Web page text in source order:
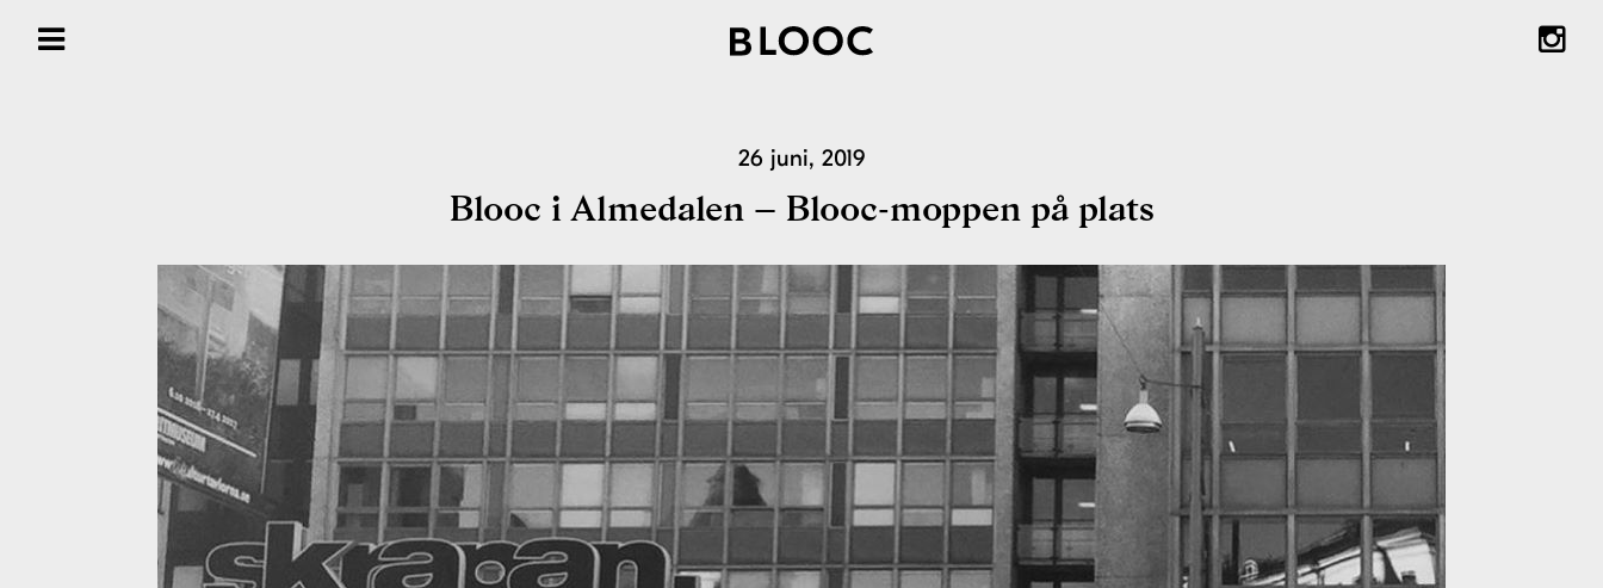
Om våra radhus &
trädgårdsstäder
Önska Område ™
Inspiration & reportage
26 juni, 2019
Blooc i Almedalen – Blooc-moppen på plats